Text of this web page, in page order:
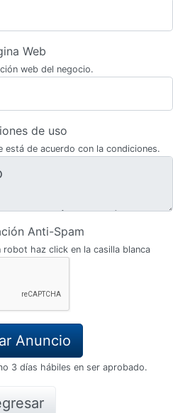
Web
web del negocio.
de uso
está de acuerdo con la condiciones.
Anti-Spam
robot haz click en la casilla blanca
3 días hábiles en ser aprobado.